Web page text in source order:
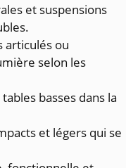
et suspensions
articulés ou
selon les
basses dans la
et légers qui se